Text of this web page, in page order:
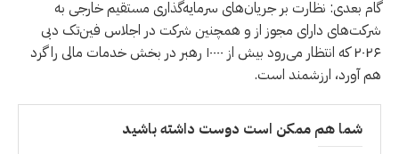
گام بعدی: نظارت بر جریان‌های سرمایه‌گذاری مستقیم خارجی به
شرکت‌های دارای مجوز از و همچنین شرکت در اجلاس فین‌تک دبی
۲۰۲۶ که انتظار می‌رود بیش از ۱۰۰۰۰ رهبر در بخش خدمات مالی را گرد
هم آورد، ارزشمند است.
شما هم ممکن است دوست داشته باشید